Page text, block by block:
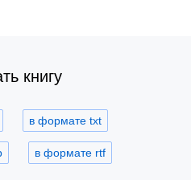
книгу
в формате txt
в формате rtf